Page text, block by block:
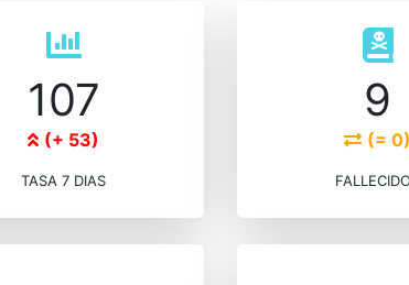
107
(+ 53)
TASA 7 DIAS
9
(= 0)